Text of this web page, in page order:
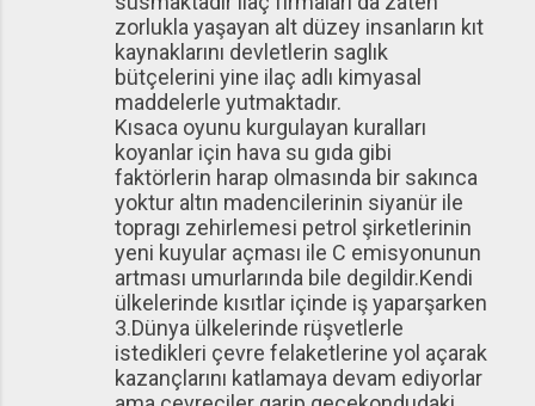
zorlukla yaşayan alt düzey insanların kıt
kaynaklarını devletlerin saglık
bütçelerini yine ilaç adlı kimyasal
maddelerle yutmaktadır.
Kısaca oyunu kurgulayan kuralları
koyanlar için hava su gıda gibi
faktörlerin harap olmasında bir sakınca
yoktur altın madencilerinin siyanür ile
topragı zehirlemesi petrol şirketlerinin
yeni kuyular açması ile C emisyonunun
artması umurlarında bile degildir.Kendi
ülkelerinde kısıtlar içinde iş yaparşarken
3.Dünya ülkelerinde rüşvetlerle
istedikleri çevre felaketlerine yol açarak
kazançlarını katlamaya devam ediyorlar